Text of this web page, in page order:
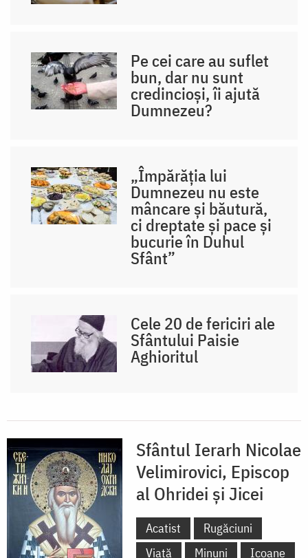
Pe cei care au suflet
bun, dar nu sunt
credincioși, îi ajută
Dumnezeu?
„Împărăția lui
Dumnezeu nu este
mâncare și băutură,
ci dreptate și pace și
bucurie în Duhul
Sfânt”
Cele 20 de fericiri ale
Sfântului Paisie
Aghioritul
Sfântul Ierarh Nicolae
Velimirovici, Episcop
al Ohridei și Jicei
Acatist
Rugăciuni
Viață
Minuni Icoane